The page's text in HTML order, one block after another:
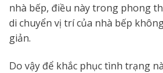
nhà bếp, điều này trong phong
di chuyển vị trí của nhà bếp
giản.
Do vậy để khắc phục tình trạng